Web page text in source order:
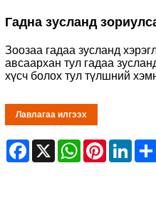
Гадна зусланд
Зоозаа гадаа зусланд
авсаархан тул гадаа
хүсч болох тул түлшний
Лавлагаа илгээх
Facebook
X WhatsApp
Pinterest